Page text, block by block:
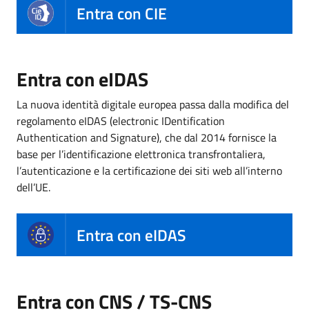
Entra con CIE
Entra con eIDAS
La nuova identità digitale europea passa dalla modifica del
regolamento eIDAS (electronic IDentification
Authentication and Signature), che dal 2014 fornisce la
base per l’identificazione elettronica transfrontaliera,
l’autenticazione e la certificazione dei siti web all’interno
dell’UE.
Entra con eIDAS
Entra con CNS / TS-CNS